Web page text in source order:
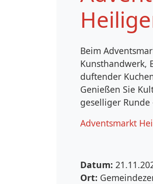
Beim
Kunsthandwerk,
duftender
Genießen Sie
geselliger
Adventsmarkt
Datum:
Ort: